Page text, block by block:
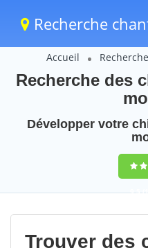
Recherche
Accueil
Recherche des
Développer votre
9,5
Trouver des